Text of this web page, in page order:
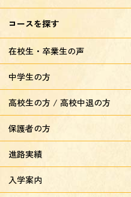
コースを探す
在校生・卒業生の声
中学生の方
高校生の方 / 高校中退の方
保護者の方
進路実績
入学案内